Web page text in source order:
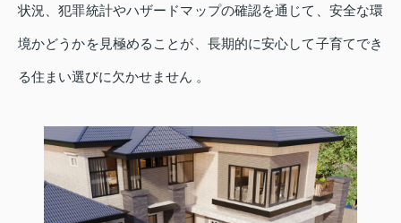
状況、犯罪統計やハザードマップの確認を通じて、安全な環
境かどうかを見極めることが、長期的に安心して子育てでき
る住まい選びに欠かせません 。